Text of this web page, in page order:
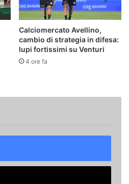
Calciomercato Avellino,
cambio di strategia in difesa:
lupi fortissimi su Venturi
4 ore fa